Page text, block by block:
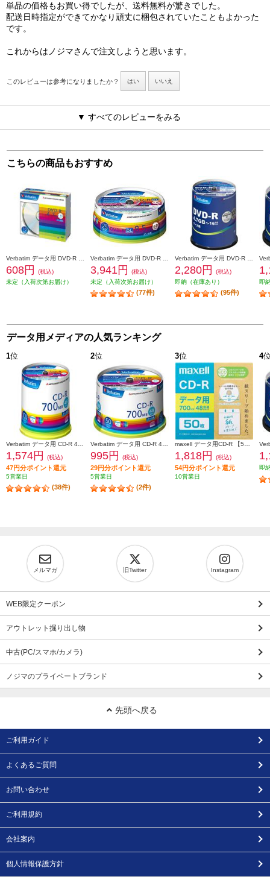
単品の価格もお買い得でしたが、送料無料が驚きでした。
配送日時指定ができてかなり頑丈に梱包されていたこともよかった
です。
これからはノジマさんで注文しようと思います。
このレビューは参考になりましたか？ はい いいえ
▼ すべてのレビューをみる
こちらの商品もおすすめ
608円
(税込)
未定（入荷次第お届け）
3,941円
(税込)
未定（入荷次第お届け）
(77件)
2,280円
(税込)
即納（在庫あり）
(95件)
即
データ用メディアの人気ランキング
1位
1,574円 (税込)
47円分ポイント還元
5営業日
(38件)
2位
995円 (税込)
29円分ポイント還元
5営業日
(2件)
3位
1,818円 (税込)
54円分ポイント還元
10営業日
4
即
メルマガ 旧Twitter Instagram
WEB限定クーポン
アウトレット掘り出し物
中古(PC/スマホ/カメラ)
ノジマのプライベートブランド
先頭へ戻る
ご利用ガイド
よくあるご質問
お問い合わせ
ご利用規約
会社案内
個人情報保護方針